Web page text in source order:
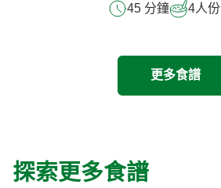
45 分鐘
4人份
更多食譜
探索更多食譜